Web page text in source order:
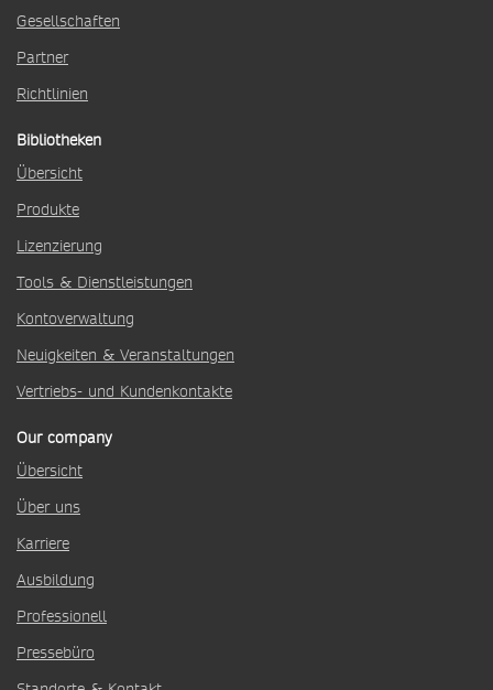
Gesellschaften
Partner
Richtlinien
Bibliotheken
Übersicht
Produkte
Lizenzierung
Tools & Dienstleistungen
Kontoverwaltung
Neuigkeiten & Veranstaltungen
Vertriebs- und Kundenkontakte
Our company
Übersicht
Über uns
Karriere
Ausbildung
Professionell
Pressebüro